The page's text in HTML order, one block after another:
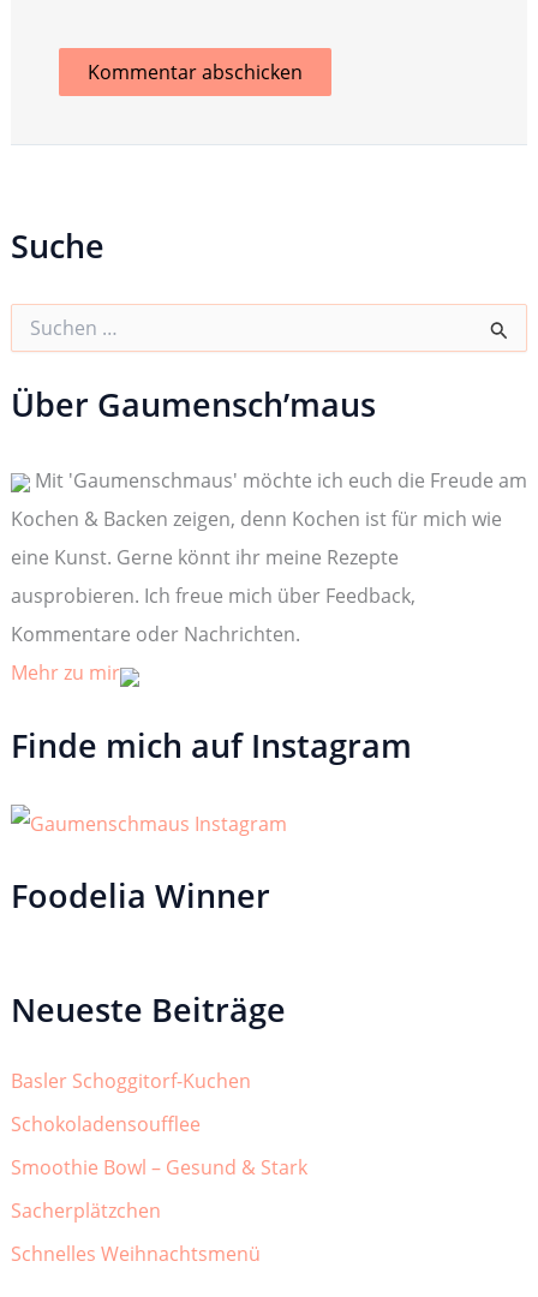
Suche
h
e
a
h
:
Über Gaumensch’maus
Mit 'Gaumenschmaus' möchte ich euch die Freude am
Kochen & Backen zeigen, denn Kochen ist für mich wie
eine Kunst. Gerne könnt ihr meine Rezepte
ausprobieren. Ich freue mich über Feedback,
Kommentare oder Nachrichten.
Mehr zu mir
Finde mich auf Instagram
Foodelia Winner
Neueste Beiträge
Basler Schoggitorf-Kuchen
Schokoladensoufflee
Smoothie Bowl – Gesund & Stark
Sacherplätzchen
Schnelles Weihnachtsmenü